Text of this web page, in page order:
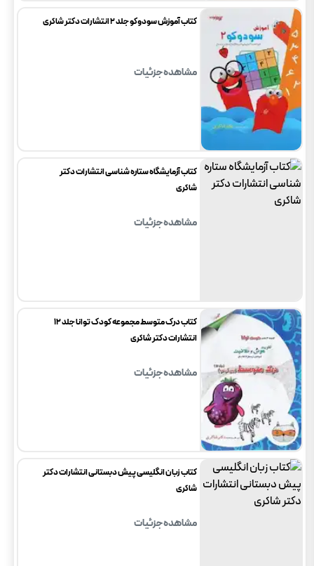
کتاب آموزش سودوکو جلد 2 انتشارات دکتر شاکری
مشاهده جزئیات
کتاب آزمایشگاه ستاره شناسی انتشارات دکتر
شاکری
مشاهده جزئیات
کتاب درک متوسط مجموعه کودک توانا جلد 12
انتشارات دکتر شاکری
مشاهده جزئیات
کتاب زبان انگلیسی پیش دبستانی انتشارات دکتر
شاکری
مشاهده جزئیات